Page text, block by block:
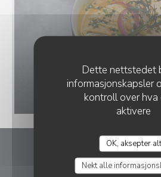
Dette nettstedet
informasjonskapsler
kontroll over hva
aktivere
OK, aksepter alt
Nekt alle Gros